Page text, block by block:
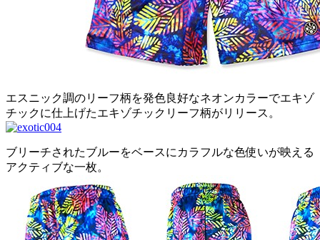
エスニック調のリーフ柄を発色良好なネオンカラーでエキゾ
チックに仕上げたエキゾチックリーフ柄がリリース。
ブリーチされたブルーをベースにカラフルな色使いが映える
アクティブな一枚。